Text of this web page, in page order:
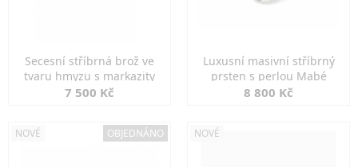
Secesní stříbrná brož ve
tvaru hmyzu s markazity
7 500 Kč
Luxusní masivní stříbrný
prsten s perlou Mabé
8 800 Kč
NOVÉ OBJEDNÁNO NOVÉ